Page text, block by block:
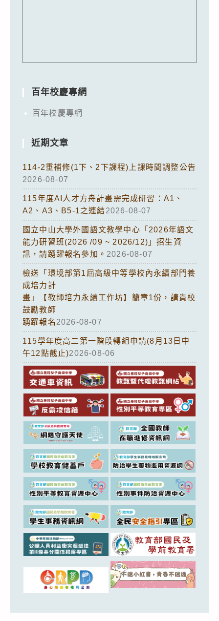
百年校慶專網
百年校慶專網
近期文章
114-2重補修(1下、2下課程)上課時間調整公告
2026-08-07
115年度AI人才方舟計畫需完成研習：A1、
A2、A3、B5-1之連結2026-08-07
國立中山大學外國語文教學中心「2026年語文
能力研習班(2026 /09 ~ 2026/12)」招生資
訊，請踴躍報名參加。 2026-08-07
檢送「環境部第1屆高級中等學校內永續部門養
成培力計
畫」【教師培力永續工作坊】簡章1份，請貴校
鼓勵教師
踴躍報名2026-08-07
115學年度高二第一階段轉組申請(8月13日中
午12點截止)2026-08-06